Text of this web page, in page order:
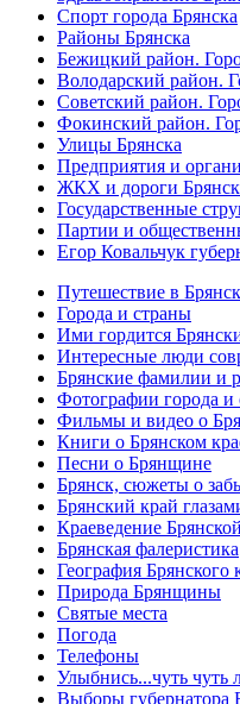
Спорт города Брянска
Районы Брянска
Бежицкий район.
Володарский район.
Советский район.
Фокинский район.
Улицы Брянска
Предприятия и
ЖКХ и дороги
Государственные
Партии и
Егор Ковальчук
Путешествие в Брянск
Города и страны
Ими гордится
Интересные люди
Брянские фамилии и
Фотографии города и
Фильмы и видео о
Книги о Брянском
Песни о Брянщине
Брянск, сюжеты о
Брянский край
Краеведение
Брянская фалеристика
География Брянского
Природа Брянщины
Святые места
Погода
Телефоны
Улыбнись...чуть чуть
Выборы губернатора